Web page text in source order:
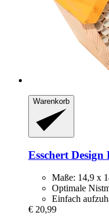
Warenkorb
Esschert Design
Maße: 14,9 x
Optimale
Einfach
€ 20,99